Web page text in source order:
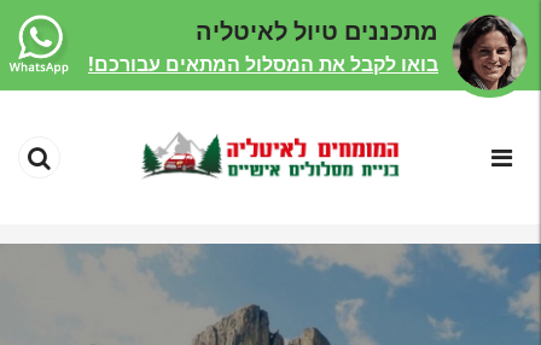
מתכננים טיול לאיטליה
בואו לקבל את המסלול המתאים עבורכם!